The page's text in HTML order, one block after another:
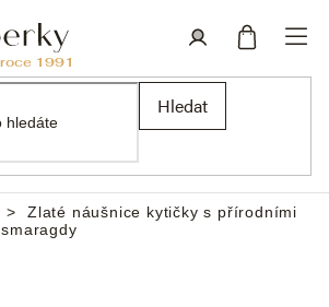
Hledat
Zlaté náušnice kytičky s přírodními
smaragdy